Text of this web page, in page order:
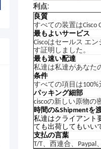
利点:
良質
すべての装置はCisco
最もよいサービス
Ciscoはセールス エ
す証明しました。
最も速い配達
私達は私達があなた
条件
すべての項目は100%
パッキング細部
ciscoの新しい原物の
時間の&Shipmentを
私達はクライアント要
ても出荷してもいい
支払の言葉
T/T、西連合、